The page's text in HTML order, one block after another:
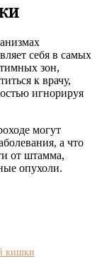
себя в самых
зон,
к врачу,
игнорируя
могут
а что
от штамма,
опухоли.
кишки